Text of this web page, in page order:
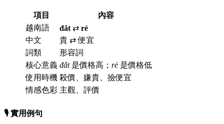
項目
內容
越南語
đắt ⇄ rẻ
中文
貴 ⇄ 便宜
詞類
形容詞
核心意義 đắt是價格高； rẻ 是價格低
使用時機 殺價、嫌貴、撿便宜
情感色彩 主觀、評價
🎙️ 實用例句